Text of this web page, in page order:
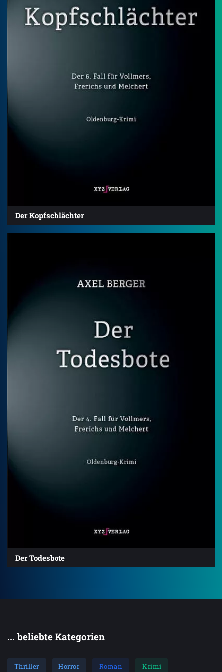
Der Kopfschlächter
Der Todesbote
... beliebte Kategorien
Thriller Horror Roman Krimi